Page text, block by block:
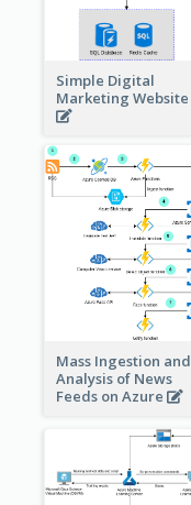
Simple Digital
Marketing Website
Mass Ingestion and
Analysis of News
Feeds on Azure